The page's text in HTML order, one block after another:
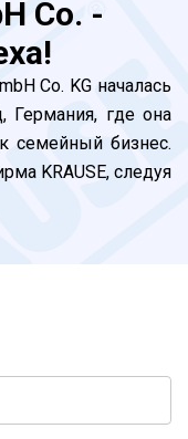
Co. -
Co. KG началась
Германия, где она
семейный бизнес.
KRAUSE, следуя
и продумано!",
собственные
функционируют
в других странах